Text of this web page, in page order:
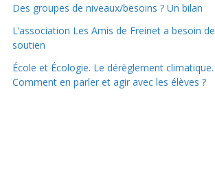
Des groupes de niveaux/besoins ? Un bilan
L’association Les Amis de Freinet a besoin de
soutien
École et Écologie. Le dérèglement climatique.
Comment en parler et agir avec les élèves ?